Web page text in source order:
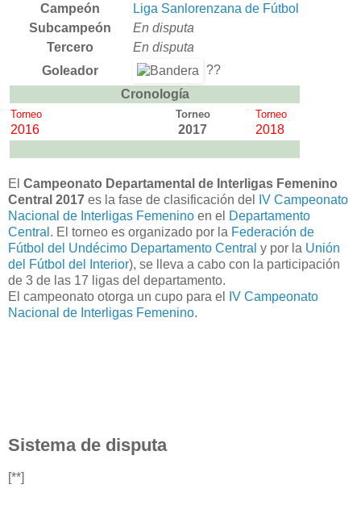
Campeón
Liga Sanlorenzana de Fútbol
Subcampeón
En disputa
Tercero
En disputa
Goleador
??
Cronología
Torneo
2016
Torneo
2017
Torneo
2018
El Campeonato Departamental de Interligas Femenino
Central 2017 es la fase de clasificación del
IV Campeonato
Nacional de Interligas Femenino en el Departamento
Central . El torneo es organizado por la Federación de
Fútbol del Undécimo Departamento Central y por la Unión
del Fútbol del Interior), se lleva a cabo con la participación
de 3 de las 17 ligas del departamento.
El campeonato otorga un cupo para el
IV Campeonato
Nacional de Interligas Femenino.
Sistema de disputa
[**]